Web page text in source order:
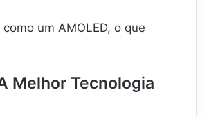
um AMOLED, o que
Melhor Tecnologia